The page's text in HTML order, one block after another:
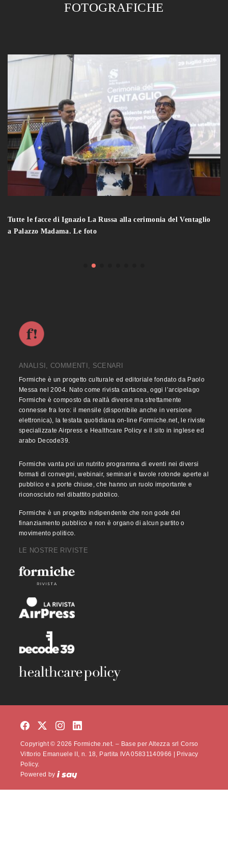
FOTOGRAFICHE
Tutte le facce di Ignazio La Russa alla cerimonia del Ventaglio
a Palazzo Madama. Le foto
ANALISI, COMMENTI, SCENARI
Formiche è un progetto culturale ed editoriale fondato da Paolo
Messa nel 2004. Nato come rivista cartacea, oggi l’arcipelago
Formiche è composto da realtà diverse ma strettamente
connesse fra loro: il mensile (disponibile anche in versione
elettronica), la testata quotidiana on-line Formiche.net, le riviste
specializzate Airpress e Healthcare Policy e il sito in inglese ed
arabo Decode39.
Formiche vanta poi un nutrito programma di eventi nei diversi
formati di convegni, webinair, seminari e tavole rotonde aperte al
pubblico e a porte chiuse, che hanno un ruolo importante e
riconosciuto nel dibattito pubblico.
Formiche è un progetto indipendente che non gode del
finanziamento pubblico e non è organo di alcun partito o
movimento politico.
LE NOSTRE RIVISTE
Copyright © 2026 Formiche.net. – Base per Altezza srl Corso
Vittorio Emanuele II, n. 18, Partita IVA 05831140966 | Privacy
Policy.
Powered by